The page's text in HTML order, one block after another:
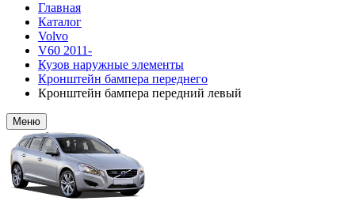
Главная
Каталог
Volvo
V60 2011-
Кузов наружные элементы
Кронштейн бампера переднего
Кронштейн бампера передний левый
Меню